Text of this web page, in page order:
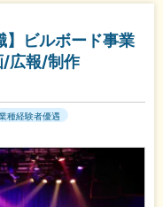
】ビルボード事業
/広報/制作
種経験者優遇